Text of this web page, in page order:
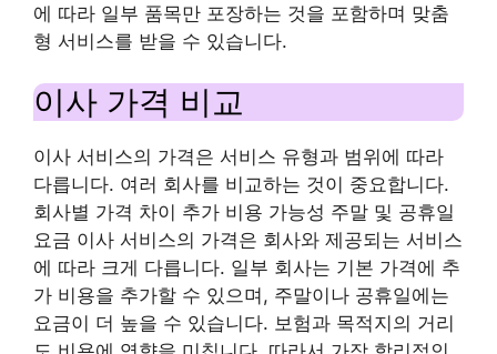
에 따라 일부 품목만 포장하는 것을 포함하며 맞춤
형 서비스를 받을 수 있습니다.
이사 가격 비교
이사 서비스의 가격은 서비스 유형과 범위에 따라
다릅니다. 여러 회사를 비교하는 것이 중요합니다.
회사별 가격 차이 추가 비용 가능성 주말 및 공휴일
요금 이사 서비스의 가격은 회사와 제공되는 서비스
에 따라 크게 다릅니다. 일부 회사는 기본 가격에 추
가 비용을 추가할 수 있으며, 주말이나 공휴일에는
요금이 더 높을 수 있습니다. 보험과 목적지의 거리